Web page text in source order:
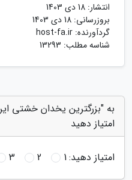
انتشار: 18 دی 1403
بروزرسانی: 18 دی 1403
گردآورنده: host-fa.ir
شناسه مطلب: 13293
به "بزرگترین یخدان خشتی
امتیاز دهید
امتیاز دهید:1
2
3